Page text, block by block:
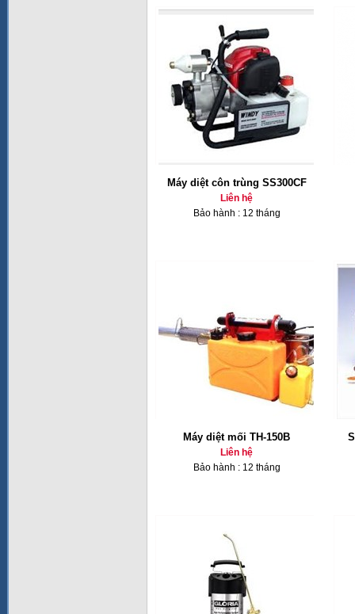
Máy diệt côn trùng SS300CF
Liên hệ
Bảo hành : 12 tháng
Máy diệt mối TH-150B
Liên hệ
Bảo hành : 12 tháng